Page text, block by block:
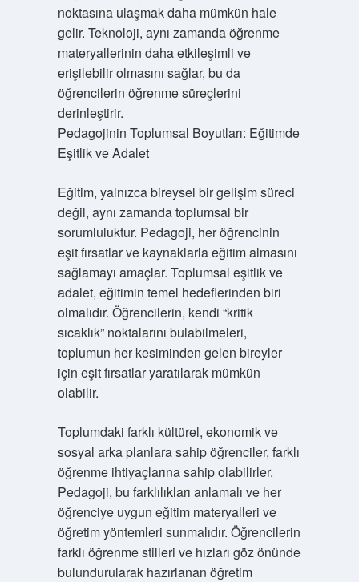
noktasına ulaşmak daha mümkün hale
gelir. Teknoloji, aynı zamanda öğrenme
materyallerinin daha etkileşimli ve
erişilebilir olmasını sağlar, bu da
öğrencilerin öğrenme süreçlerini
derinleştirir.
Pedagojinin Toplumsal Boyutları: Eğitimde
Eşitlik ve Adalet
Eğitim, yalnızca bireysel bir gelişim süreci
değil, aynı zamanda toplumsal bir
sorumluluktur. Pedagoji, her öğrencinin
eşit fırsatlar ve kaynaklarla eğitim almasını
sağlamayı amaçlar. Toplumsal eşitlik ve
adalet, eğitimin temel hedeflerinden biri
olmalıdır. Öğrencilerin, kendi “kritik
sıcaklık” noktalarını bulabilmeleri,
toplumun her kesiminden gelen bireyler
için eşit fırsatlar yaratılarak mümkün
olabilir.
Toplumdaki farklı kültürel, ekonomik ve
sosyal arka planlara sahip öğrenciler, farklı
öğrenme ihtiyaçlarına sahip olabilirler.
Pedagoji, bu farklılıkları anlamalı ve her
öğrenciye uygun eğitim materyalleri ve
öğretim yöntemleri sunmalıdır. Öğrencilerin
farklı öğrenme stilleri ve hızları göz önünde
bulundurularak hazırlanan öğretim